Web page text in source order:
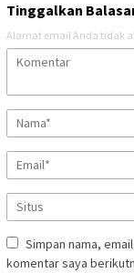
Tinggalkan
Alamat email Anda tidak
Simpan nama,
komentar saya